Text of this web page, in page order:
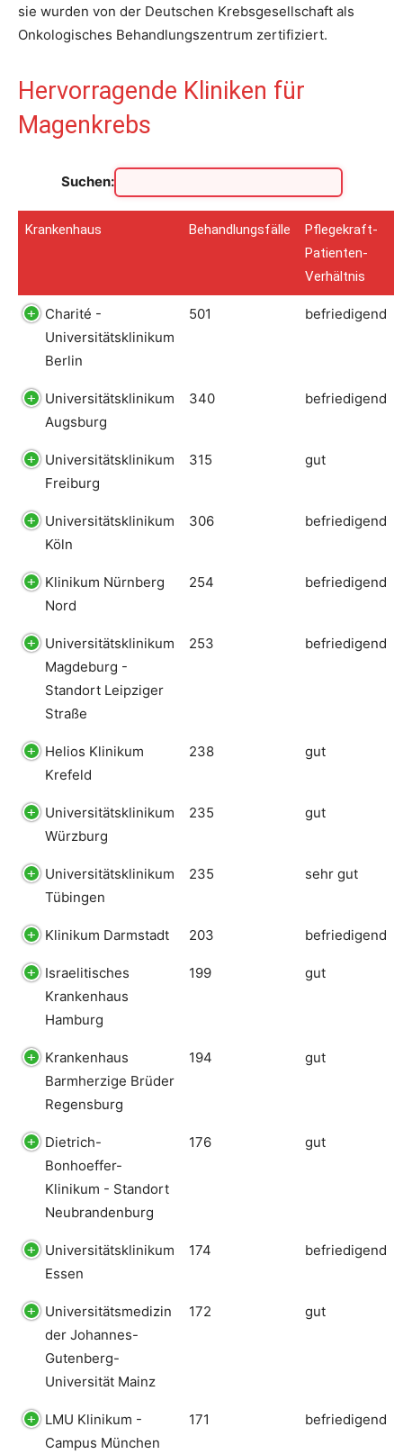
sie wurden von der Deutschen Krebsgesellschaft als
Onkologisches Behandlungszentrum zertifiziert.
Hervorragende Kliniken für
Magenkrebs
Suchen:
Krankenhaus Behandlungsfälle
Pflegekraft-
Patienten-
Verhältnis
Charité -
Universitätsklinikum
Berlin
501 befriedigend
Universitätsklinikum
Augsburg
340 befriedigend
Universitätsklinikum
Freiburg
315 gut
Universitätsklinikum
Köln
306 befriedigend
Klinikum Nürnberg
Nord
254 befriedigend
Universitätsklinikum
Magdeburg -
Standort Leipziger
Straße
253 befriedigend
Helios Klinikum
Krefeld
238 gut
Universitätsklinikum
Würzburg
235 gut
Universitätsklinikum
Tübingen
235 sehr gut
Klinikum Darmstadt 203 befriedigend
Israelitisches
Krankenhaus
Hamburg
199 gut
Krankenhaus
Barmherzige Brüder
Regensburg
194 gut
Dietrich-
Bonhoeffer-
Klinikum - Standort
Neubrandenburg
176 gut
Universitätsklinikum
Essen
174 befriedigend
Universitätsmedizin
der Johannes-
Gutenberg-
Universität Mainz
172 gut
LMU Klinikum -
Campus München
171 befriedigend